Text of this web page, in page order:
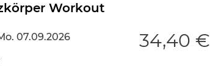
Workout
07.09.2026 34,40 €